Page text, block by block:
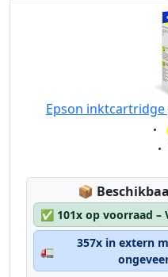
Epson inktcartridge
📦
✅ 101x op voorraad –
🚛
357x in extern